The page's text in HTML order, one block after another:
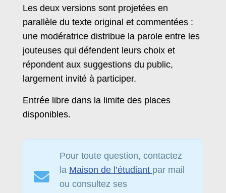
Les deux versions sont projetées en
parallèle du texte original et commentées :
une modératrice distribue la parole entre les
jouteuses qui défendent leurs choix et
répondent aux suggestions du public,
largement invité à participer.
Entrée libre dans la limite des places
disponibles.
Pour toute question, contactez
la Maison de l’étudiant par mail
ou consultez ses